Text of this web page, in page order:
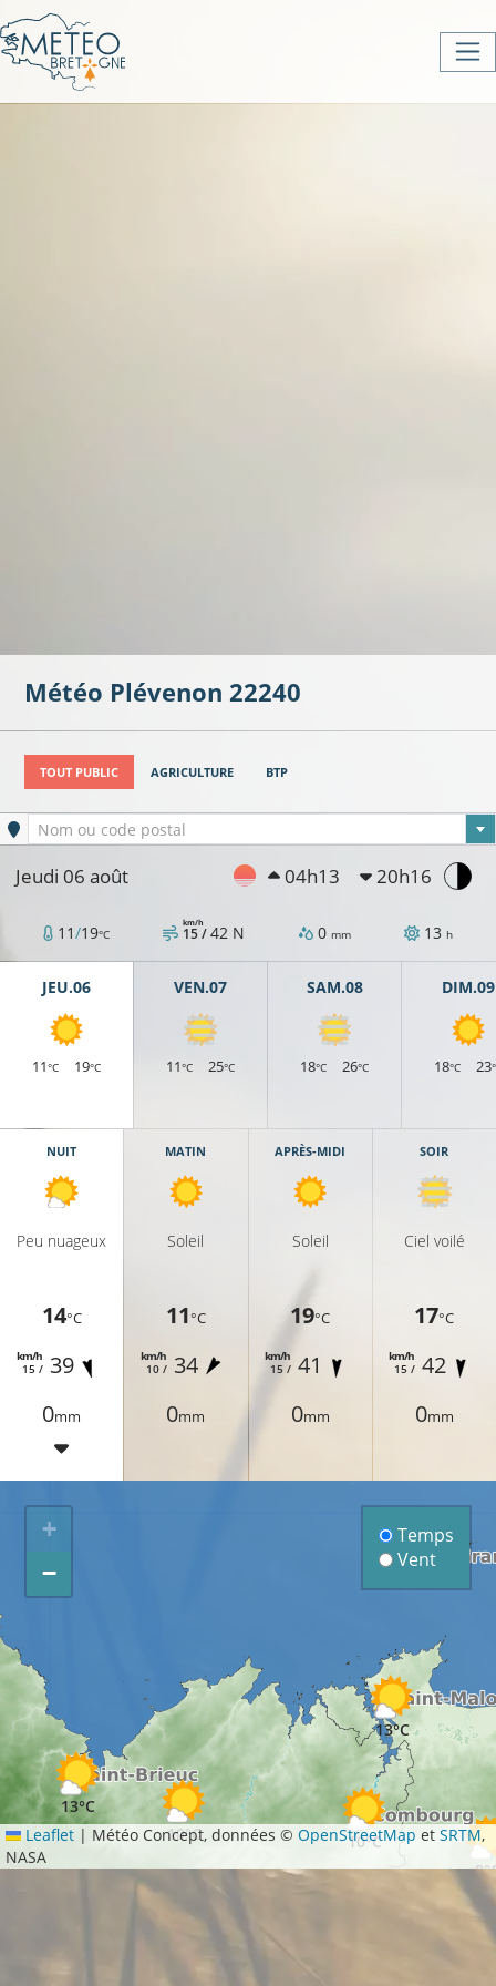
Météo Plévenon 22240
TOUT PUBLIC AGRICULTURE BTP
Ville sélectionnée
Nom ou code postal
Jeudi 06 août 04h13 20h16
11/19°C 15 /
km/h 42 N 0 mm 13 h
JEU.06
11°C 19°C
VEN.07
11°C 25°C
SAM.08
18°C 26°C
DIM.09
18°C 23
NUIT
Peu nuageux
14°C
15 /
km/h 39
0mm
MATIN
Soleil
11°C
10 /
km/h 34
0mm
APRÈS-MIDI
Soleil
19°C
15 /
km/h 41
0mm
SOIR
Ciel voilé
17°C
15 /
km/h 42
0mm
10°C
10°C
13°C
13°C
+
−
Temps
Vent
Leaflet | Météo Concept, données ©OpenStreetMap etSRTM,
NASA